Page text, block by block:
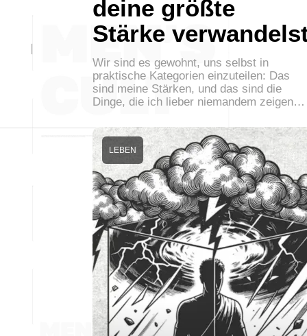
deine größte
Stärke
Wir sind es gewohnt, uns selbst in
praktische Kategorien einzuteilen: Das
sind meine Stärken, und das sind die
Dinge, die ich lieber niemandem zeigen…
LEBEN